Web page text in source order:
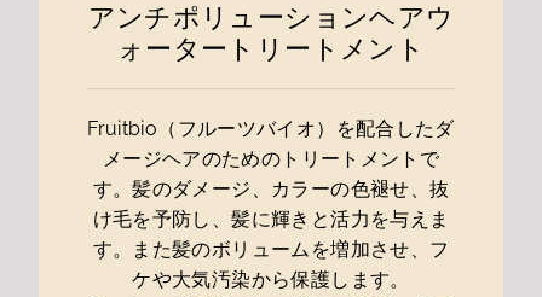
アンチポリューションヘアウ
ォータートリートメント
Fruitbio（フルーツバイオ）を配合したダ
メージヘアのためのトリートメントで
す。髪のダメージ、カラーの色褪せ、抜
け毛を予防し、髪に輝きと活力を与えま
す。また髪のボリュームを増加させ、フ
ケや大気汚染から保護します。